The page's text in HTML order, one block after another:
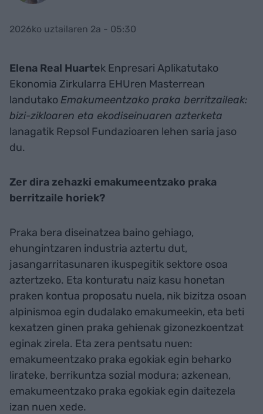
2026ko uztailaren 2a - 05:30
Elena Real Huartek Enpresari Aplikatutako
Ekonomia Zirkularra EHUren Masterrean
landutakoEmakumeentzako praka berritzaileak:
bizi-zikloaren eta ekodiseinuaren azterketa
lanagatik Repsol Fundazioaren lehen saria jaso
du.
Zer dira zehazki emakumeentzako praka
berritzaile horiek?
Praka bera diseinatzea baino gehiago,
ehungintzaren industria aztertu dut,
jasangarritasunaren ikuspegitik sektore osoa
aztertzeko. Eta konturatu naiz kasu honetan
praken kontua proposatu nuela, nik bizitza osoan
alpinismoa egin dudalako emakumeekin, eta beti
kexatzen ginen praka gehienak gizonezkoentzat
eginak zirela. Eta zera pentsatu nuen:
emakumeentzako praka egokiak egin beharko
lirateke, berrikuntza sozial modura; azkenean,
emakumeentzako praka egokiak egin daitezela
izan nuen xede.